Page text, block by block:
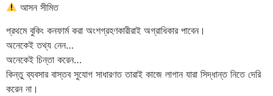
আসন সীমিত
প্রথমে বুকিং কনফার্ম করা অংশগ্রহণকারীরাই অগ্রাধিকার পাবেন।
অনেকেই তথ্য নেন…
অনেকেই চিন্তা করেন…
কিন্তু ব্যবসার বাস্তব সুযোগ সাধারণত তারাই কাজে লাগান যারা সিদ্ধান্ত নিতে দেরি
করেন না।